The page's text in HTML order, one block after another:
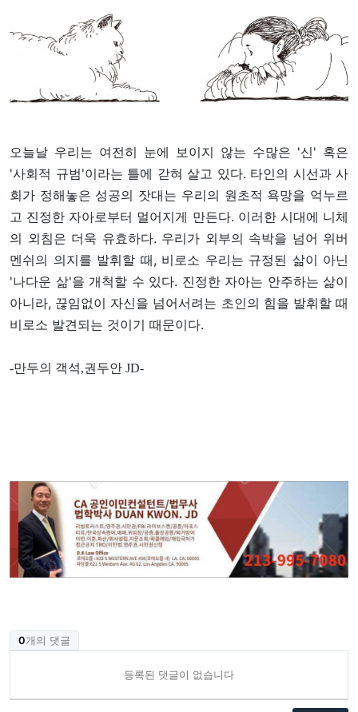
오늘날 우리는 여전히 눈에 보이지 않는 수많은 '신' 혹은
'사회적 규범'이라는 틀에 갇혀 살고 있다. 타인의 시선과 사
회가 정해놓은 성공의 잣대는 우리의 원초적 욕망을 억누르
고 진정한 자아로부터 멀어지게 만든다. 이러한 시대에 니체
의 외침은 더욱 유효하다. 우리가 외부의 속박을 넘어 위버
멘쉬의 의지를 발휘할 때, 비로소 우리는 규정된 삶이 아닌
'나다운 삶'을 개척할 수 있다. 진정한 자아는 안주하는 삶이
아니라, 끊임없이 자신을 넘어서려는 초인의 힘을 발휘할 때
비로소 발견되는 것이기 때문이다.
-만두의 객석,권두안 JD-
0개의 댓글
등록된 댓글이 없습니다